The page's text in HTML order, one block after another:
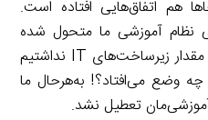
هم اتفاق‌هایی افتاده است.
نظام آموزشی ما متحول شده
است. مثلاً فرض کنید اگر همین مقدار زیرساخت‌های IT نداشتیم
چه وضع می‌افتاد؟! به‌هرحال ما
تعطیل نشد.